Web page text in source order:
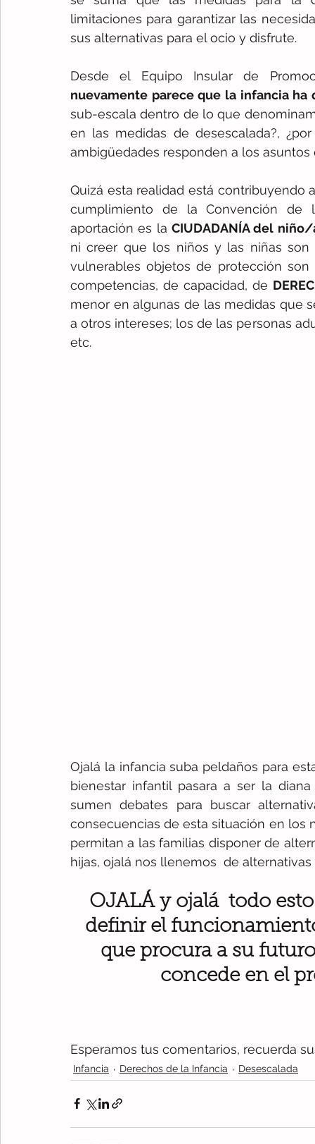
limitaciones para garantizar las
sus alternativas para el ocio y disfrute.
nuevamente parece que la infancia
sub-escala dentro de lo que
en las medidas de desescalada?,
ambigüedades responden a los
Quizá esta realidad está contribuyendo
cumplimiento de la Convención de
aportación es la CIUDADANÍA del niño/
ni creer que los niños y las niñas
vulnerables objetos de protección
competencias, de capacidad, de
menor en algunas de las medidas que
a otros intereses; los de las personas
etc.
Ojalá la infancia suba peldaños para
bienestar infantil pasara a ser la
sumen debates para buscar
consecuencias de esta situación en los
permitan a las familias disponer de
hijas, ojalá nos llenemos  de
OJALÁ y ojalá  todo
definir el
que procura a su
concede en el
Esperamos tus comentarios, recuerda
Infancia Derechos de la Infancia Desescalada